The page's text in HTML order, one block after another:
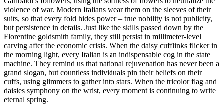
violence of war. Modern Italians wear them on the sleeves of their
suits, so that every fold hides power – true nobility is not publicity,
but persistence in details. Just like the skills passed down by the
Florentine goldsmith family, they still persist in millimeter-level
carving after the economic crisis. When the daisy cufflinks flicker in
the morning light, every Italian is an indispensable cog in the state
machine. They remind us that national rejuvenation has never been a
grand slogan, but countless individuals pin their beliefs on their
cuffs, using glimmers to gather into stars. When the tricolor flag and
daisies symphony on the wrist, every moment is continuing to write
eternal spring.